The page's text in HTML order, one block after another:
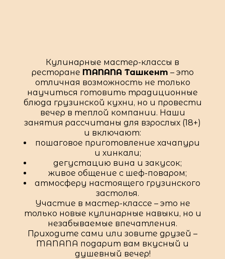
Кулинарные мастер-классы в
ресторане MANANA Ташкент – это
отличная возможность не только
научиться готовить традиционные
блюда грузинской кухни, но и провести
вечер в теплой компании. Наши
занятия рассчитаны для взрослых (18+)
и включают:
пошаговое приготовление хачапури
и хинкали;
дегустацию вина и закусок;
живое общение с шеф-поваром;
атмосферу настоящего грузинского
застолья.
Участие в мастер-классе – это не
только новые кулинарные навыки, но и
незабываемые впечатления.
Приходите сами или зовите друзей –
MANANA подарит вам вкусный и
душевный вечер!